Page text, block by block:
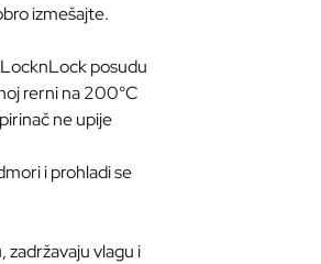
izmešajte.
posudu
rerni na 200°C
ne upije
i prohladi se
vlagu i